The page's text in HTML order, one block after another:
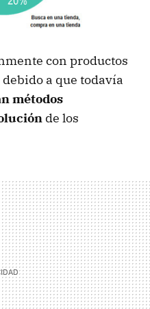
con productos
a que todavía
métodos
de los